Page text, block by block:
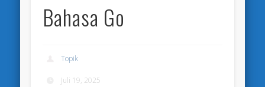
Bahasa Go
Topik
Juli 19, 2025